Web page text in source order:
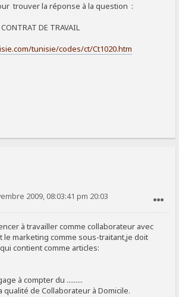
trouver la réponse à la question :
DE TRAVAIL
tunisie/codes/ct/Ct1020.htm
2009, 08:03:41 pm 20:03
à travailler comme collaborateur avec
marketing comme sous-traitant,je doit
contient comme articles:
à compter du .........
qualité de Collaborateur à Domicile.